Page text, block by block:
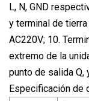
L, N, GND
y terminal de
AC220V; 10.
extremo de la
punto de salida Q,
Especificación de